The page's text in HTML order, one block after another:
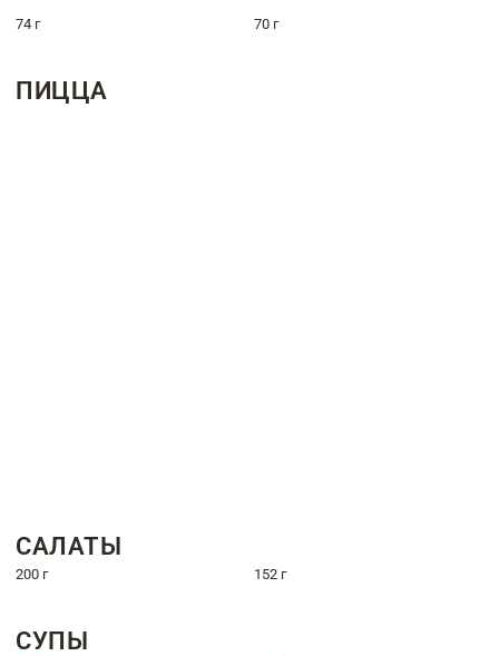
74 г 70 г
ПИЦЦА
САЛАТЫ
200 г 152 г
СУПЫ